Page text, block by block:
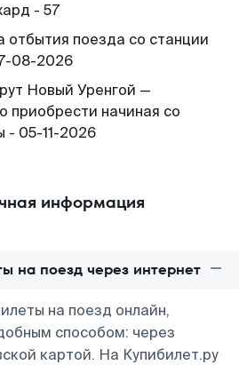
- 57
поезда со станции
08-2026
Новый Уренгой —
приобрести начиная со
- 05-11-2026
информация
на поезд через интернет
на поезд онлайн,
способом: через
картой. На Купибилет.ру